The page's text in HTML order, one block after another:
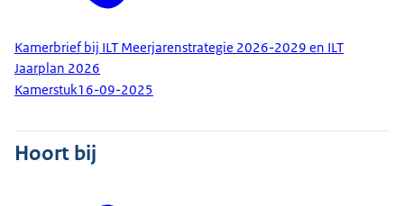
Kamerbrief bij ILT Meerjarenstrategie 2026-2029 en ILT
Jaarplan 2026
Kamerstuk16-09-2025
Hoort bij